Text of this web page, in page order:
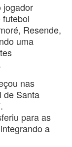
jogador
Resende,
uma
nas
de Santa
para as
a